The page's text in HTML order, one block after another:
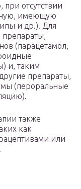
отсутствии
имеющую
и др.). Для
препараты,
(парацетамол,
и, таким
препараты,
(пероральные
также
как
или